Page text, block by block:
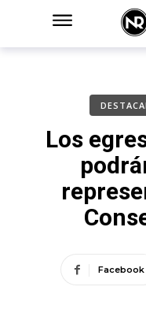
Los
Facebook